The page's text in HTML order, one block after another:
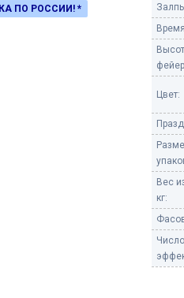
Бенгальские огни
Бенгальские огни малые
Бенгальские огни большие
Фонтаны в торт (холодные)
Фонтаны сценические
ПО РОССИИ! *
Цвет:
Вес
кг:
Число